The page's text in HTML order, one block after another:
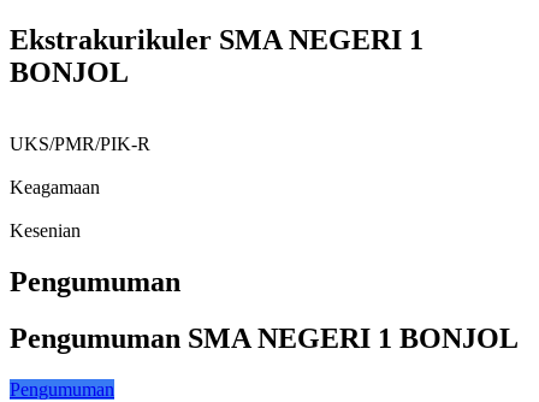
Ekstrakurikuler SMA NEGERI 1
BONJOL
UKS/PMR/PIK-R
Keagamaan
Kesenian
Pengumuman
Pengumuman SMA NEGERI 1 BONJOL
Pengumuman